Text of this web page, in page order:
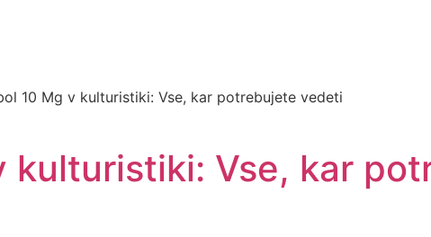
10 Mg v kulturistiki: Vse, kar potrebujete vedeti
kulturistiki: Vse, kar